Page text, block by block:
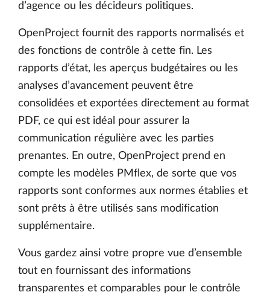
d’agence ou les décideurs politiques.
OpenProject fournit des rapports normalisés et
des fonctions de contrôle à cette fin. Les
rapports d’état, les aperçus budgétaires ou les
analyses d’avancement peuvent être
consolidées et exportées directement au format
PDF, ce qui est idéal pour assurer la
communication régulière avec les parties
prenantes. En outre, OpenProject prend en
compte les modèles PMflex, de sorte que vos
rapports sont conformes aux normes établies et
sont prêts à être utilisés sans modification
supplémentaire.
Vous gardez ainsi votre propre vue d’ensemble
tout en fournissant des informations
transparentes et comparables pour le contrôle